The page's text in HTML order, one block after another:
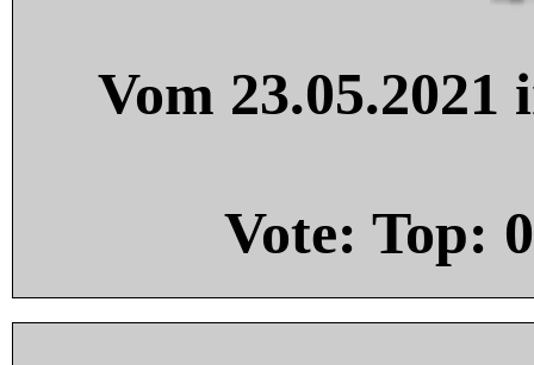
Vom
Vote: Top: 0